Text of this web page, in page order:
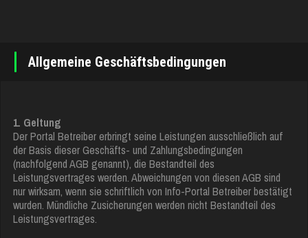
Allgemeine Geschäftsbedingungen
1. Geltung
Der Portal Betreiber erbringt seine Leistungen ausschließlich auf
der Basis dieser Geschäfts- und Zahlungsbedingungen
(nachfolgend AGB genannt), die Bestandteil des
Leistungsvertrages werden. Abweichungen von diesen AGB sind
nur wirksam, wenn sie schriftlich von Info-Portal Betreiber bestätigt
wurden. Mündliche Zusicherungen werden nicht Bestandteil des
Leistungsvertrages.